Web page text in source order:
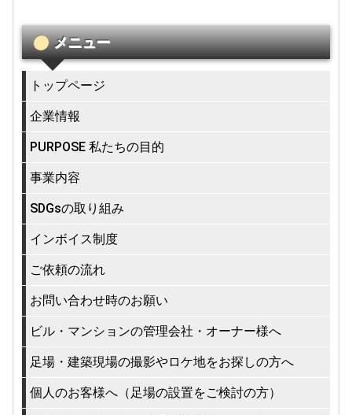
メニュー
トップページ
企業情報
PURPOSE 私たちの目的
事業内容
SDGsの取り組み
インボイス制度
ご依頼の流れ
お問い合わせ時のお願い
ビル・マンションの管理会社・オーナー様へ
足場・建築現場の撮影やロケ地をお探しの方へ
個人のお客様へ（足場の設置をご検討の方）